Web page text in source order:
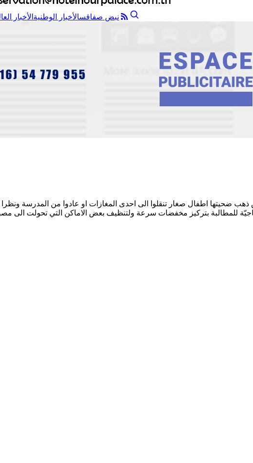
نبض صفاقسالأخبار الوطنية الأخبار
ضحيتها اطفال صغار تنقلوا الى احدى المغازات او عادوا من المدرسة ونظرا
للمطالبة بتركيز مخفضات سرعة ولتنظيف بعض الاماكن التي تحولت الى